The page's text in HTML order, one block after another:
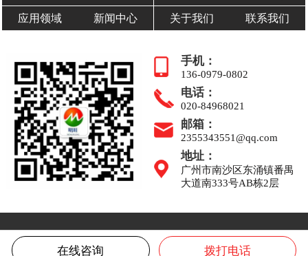
应用领域 新闻中心 关于我们 联系我们
手机：
136-0979-0802
电话：
020-84968021
邮箱：
2355343551@qq.com
地址：
广州市南沙区东涌镇番禺
大道南333号AB栋2层
在线咨询 拨打电话